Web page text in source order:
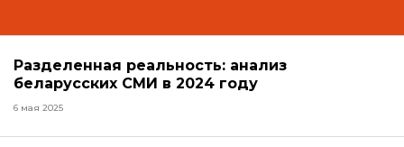
Разделенная реальность: анализ
беларусских СМИ в 2024 году
6 мая 2025